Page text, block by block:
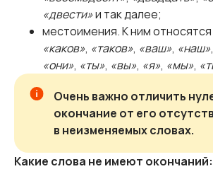
«двести»и так далее;
местоимения. К ним
«каков», «таков», «ваш», «наш»,
«они», «ты», «вы», «я», «мы»,
Очень важно отличить
окончание от его
в неизменяемых словах.
Какие слова не имеют окончаний: